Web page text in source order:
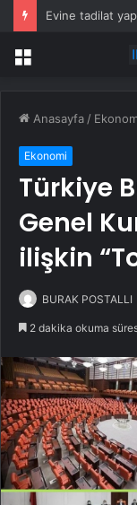
Menü
Anasayfa /
Ekonomi
Türkiye
Genel
ilişkin
BURAK POSTALLI
2 dakika okuma